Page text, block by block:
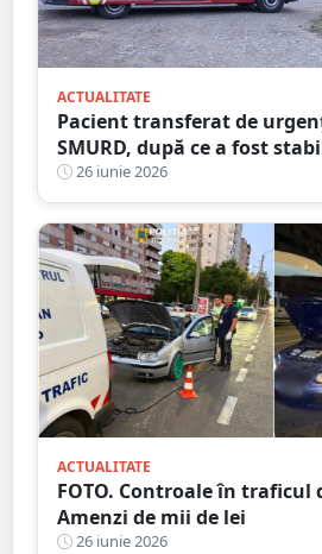
ACTUALITATE
Pacient transferat de
SMURD, după ce a fost
Mare
26 iunie 2026
ACTUALITATE
FOTO. Controale în traficul
Amenzi de mii de lei
26 iunie 2026